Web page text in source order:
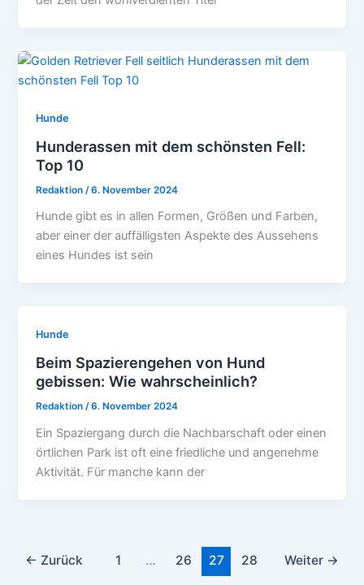
Hunde
Hunderassen mit dem schönsten Fell:
Top 10
Redaktion /6. November 2024
Hunde gibt es in allen Formen, Größen und Farben,
aber einer der auffälligsten Aspekte des Aussehens
eines Hundes ist sein
Hunde
Beim Spazierengehen von Hund
gebissen: Wie wahrscheinlich?
Redaktion/6. November 2024
Ein Spaziergang durch die Nachbarschaft oder einen
örtlichen Park ist oft eine friedliche und angenehme
Aktivität. Für manche kann der
← Zurück 1 … 26 27 28 Weiter →